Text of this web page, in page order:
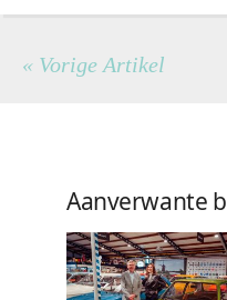
« Vorige Artikel
Aanverwante